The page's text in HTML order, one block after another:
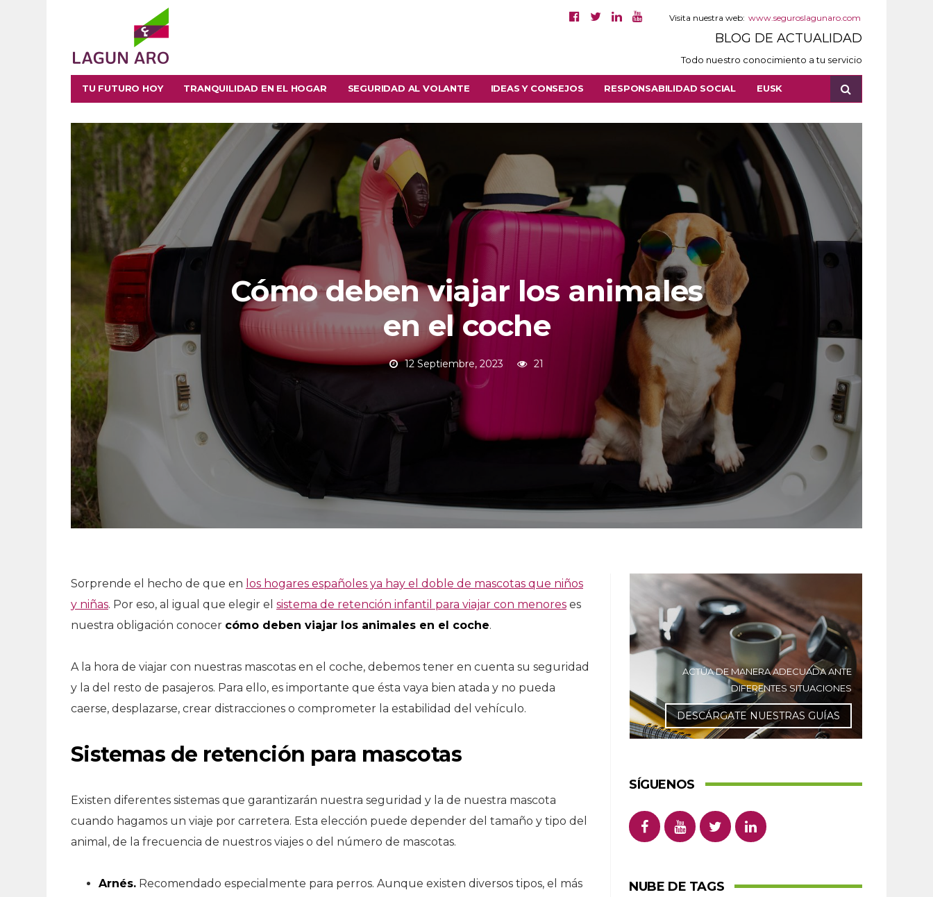
Visita nuestra web: www.seguroslagunaro.com
BLOG DE ACTUALIDAD
Todo nuestro conocimiento a tu servicio
TU FUTURO HOY TRANQUILIDAD EN EL HOGAR SEGURIDAD AL VOLANTE IDEAS Y CONSEJOS RESPONSABILIDAD SOCIAL EUSK
Cómo deben viajar los animales
en el coche
12 Septiembre, 2023 21
Sorprende el hecho de que en los hogares españoles ya hay el doble de mascotas que niños
y niñas. Por eso, al igual que elegir el sistema de retención infantil para viajar con menores es
nuestra obligación conocer cómo deben viajar los animales en el coche.
A la hora de viajar con nuestras mascotas en el coche, debemos tener en cuenta su seguridad
y la del resto de pasajeros. Para ello, es importante que ésta vaya bien atada y no pueda
caerse, desplazarse, crear distracciones o comprometer la estabilidad del vehículo.
Sistemas de retención para mascotas
Existen diferentes sistemas que garantizarán nuestra seguridad y la de nuestra mascota
cuando hagamos un viaje por carretera. Esta elección puede depender del tamaño y tipo del
animal, de la frecuencia de nuestros viajes o del número de mascotas.
Arnés. Recomendado especialmente para perros. Aunque existen diversos tipos, el más
ACTÚA DE MANERA ADECUADA ANTE
DIFERENTES SITUACIONES
DESCÁRGATE NUESTRAS GUÍAS
SÍGUENOS
NUBE DE TAGS